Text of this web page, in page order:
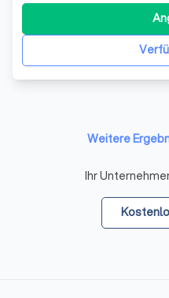
needs of each client. Our
services, including
value transport, an
Weitere
Ihr